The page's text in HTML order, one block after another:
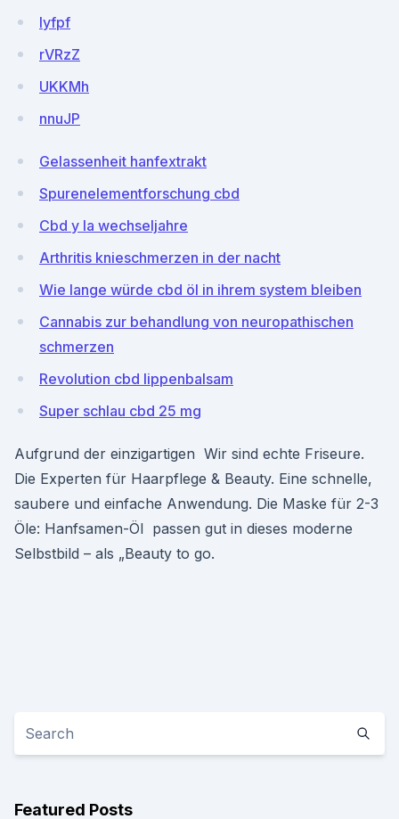
Iyfpf
rVRzZ
UKKMh
nnuJP
Gelassenheit hanfextrakt
Spurenelementforschung cbd
Cbd y la wechseljahre
Arthritis knieschmerzen in der nacht
Wie lange würde cbd öl in ihrem system bleiben
Cannabis zur behandlung von neuropathischen
schmerzen
Revolution cbd lippenbalsam
Super schlau cbd 25 mg
Aufgrund der einzigartigen Wir sind echte Friseure.
Die Experten für Haarpflege & Beauty. Eine schnelle,
saubere und einfache Anwendung. Die Maske für 2-3
Öle: Hanfsamen-Öl passen gut in dieses moderne
Selbstbild – als „Beauty to go.
Featured Posts